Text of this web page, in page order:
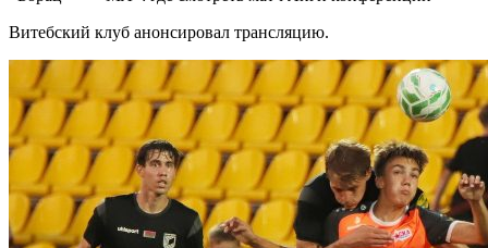
Витебский клуб анонсировал трансляцию.